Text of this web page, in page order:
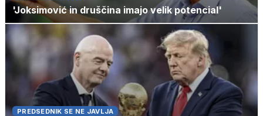
'Joksimović in druščina imajo velik potencial'
PREDSEDNIK SE NE JAVLJA